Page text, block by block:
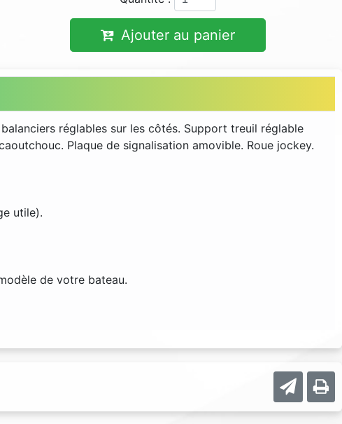
Ajouter au panier
réglables sur les côtés. Support treuil réglable
Plaque de signalisation amovible. Roue jockey.
utile).
de votre bateau.